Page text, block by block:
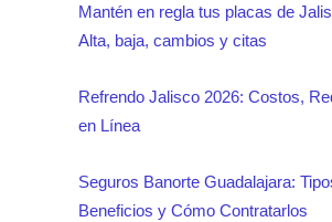
Mantén en regla tus placas de
Alta, baja, cambios y citas
Refrendo Jalisco 2026: Costos,
en Línea
Seguros Banorte Guadalajara:
Beneficios y Cómo Contratarlos